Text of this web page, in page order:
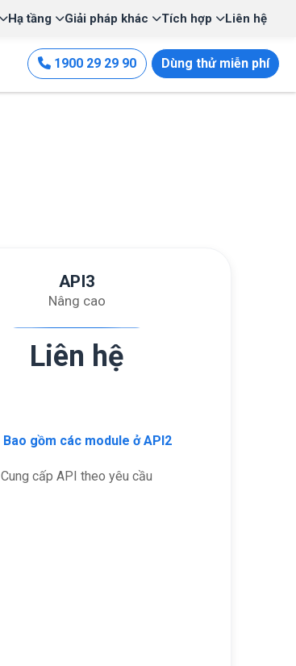
Hạ tầng Giải pháp khác Tích hợp Liên hệ
1900 29 29 90 Dùng thử miễn phí
API3
Nâng cao
Liên hệ
Bao gồm các module ở API2
Cung cấp API theo yêu cầu